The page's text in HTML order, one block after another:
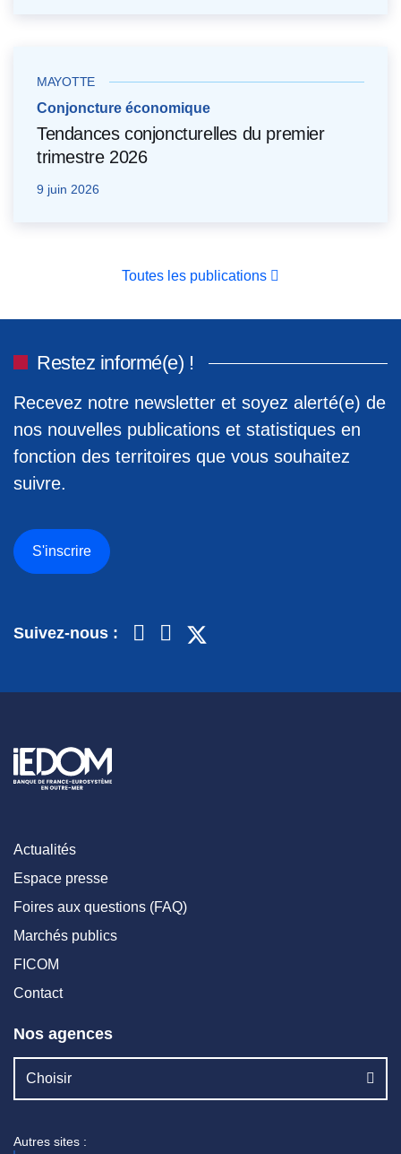
MAYOTTE
Conjoncture économique
Tendances conjoncturelles du premier
trimestre 2026
9 juin 2026
Toutes les publications
Restez informé(e) !
Recevez notre newsletter et soyez alerté(e) de
nos nouvelles publications et statistiques en
fonction des territoires que vous souhaitez
suivre.
S'inscrire
Suivez-nous :
Actualités
Espace presse
Foires aux questions (FAQ)
Marchés publics
FICOM
Contact
Nos agences
Choisir
Autres sites :